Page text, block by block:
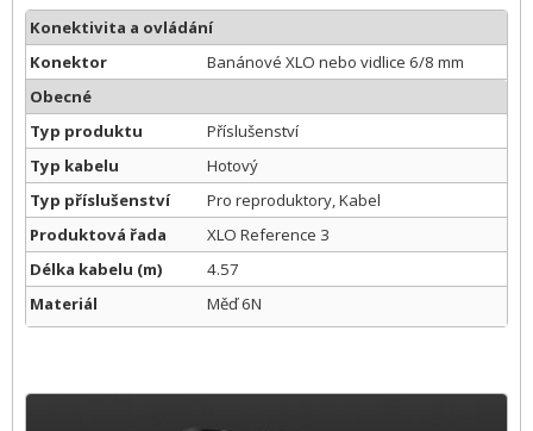
Konektivita a ovládání
Konektor
Banánové XLO nebo vidlice 6/8 mm
Obecné
Typ produktu
Příslušenství
Typ kabelu
Hotový
Typ příslušenství
Pro reproduktory, Kabel
Produktová řada
XLO Reference 3
Délka kabelu (m)
4.57
Materiál
Měď 6N